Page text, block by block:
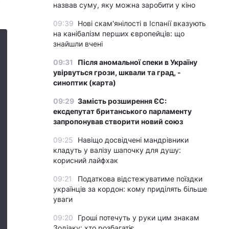
назвав суму, яку можна заробити у кіно
09:39 Нові скам'янілості в Іспанії вказують
на канібалізм перших європейців: що
знайшли вчені
09:31
Після аномальної спеки в Україну
увірвуться грози, шквали та град, -
синоптик (карта)
09:29 Замість розширення ЄС:
ексдепутат британського парламенту
запропонував створити новий союз
09:25
Навіщо досвідчені мандрівники
кладуть у валізу шапочку для душу:
корисний лайфхак
09:21
Податкова відстежуватиме поїздки
українців за кордон: кому приділять більше
уваги
09:20
Гроші потечуть у руки цим знакам